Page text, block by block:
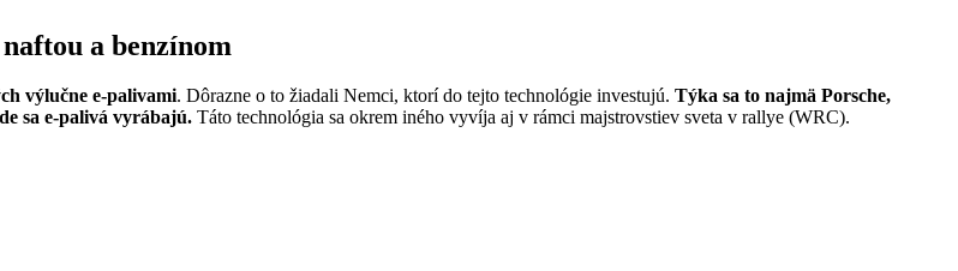
a benzínom
výlučne e-palivami. Dôrazne o to žiadali Nemci, ktorí do tejto technológie investujú. Týka sa to najmä Porsche,
sa e-palivá vyrábajú. Táto technológia sa okrem iného vyvíja aj v rámci majstrovstiev sveta v rallye (WRC).